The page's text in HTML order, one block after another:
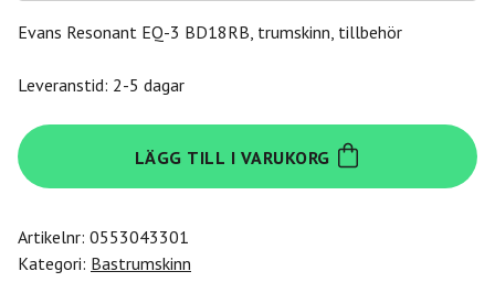
Evans Resonant EQ-3 BD18RB, trumskinn, tillbehör
Leveranstid: 2-5 dagar
Evans
18"
EQ3
Black
mängd
LÄGG TILL I VARUKORG
Artikelnr: 0553043301
Kategori: Bastrumskinn